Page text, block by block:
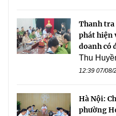
Thanh tra
phát hiện
doanh có
Thu
12:39 07/08/
Hà Nội:
phường